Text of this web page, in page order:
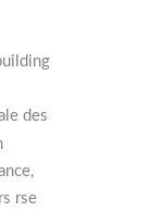
des
rse